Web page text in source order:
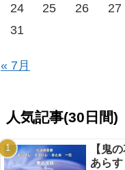
24
25 26 27
31
« 7月
人気記事(30日間)
【鬼
あら